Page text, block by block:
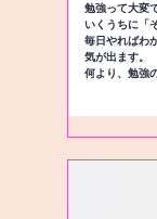
勉強って大変
いくうちに「
毎日やればわ
気が出ます。
何より、勉強